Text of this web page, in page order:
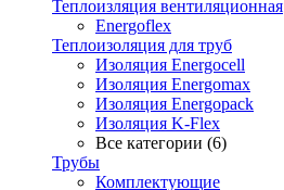
Теплоизляция вентиляционная
Energoflex
Теплоизоляция для труб
Изоляция Energocell
Изоляция Energomax
Изоляция Energopack
Изоляция K-Flex
Все категории (6)
Трубы
Комплектующие